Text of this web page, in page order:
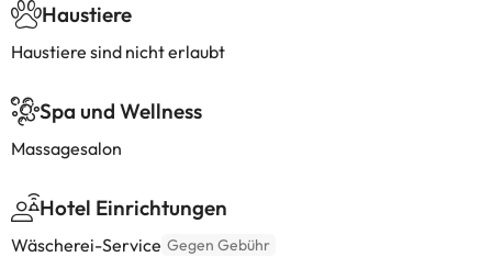
Haustiere
Haustiere sind nicht erlaubt
Spa und Wellness
Massagesalon
Hotel Einrichtungen
Wäscherei-Service Gegen Gebühr